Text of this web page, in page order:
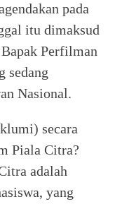
pada
itu dimaksud
Perfilman
sedang
Nasional.
secara
Piala Citra?
adalah
yang